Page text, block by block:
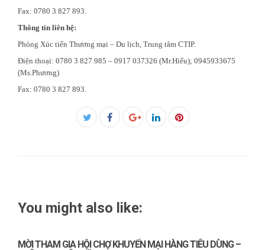
Fax: 0780 3 827 893.
Thông tin liên hệ:
Phòng Xúc tiến Thương mại – Du lịch, Trung tâm CTIP.
Điện thoại: 0780 3 827 985 – 0917 037326 (Mr.Hiếu); 0945933675
(Ms.Phương)
Fax: 0780 3 827 893.
Facebook
You might also like:
MỜI THAM GIA HỘI CHỢ KHUYẾN MẠI HÀNG TIÊU DÙNG –